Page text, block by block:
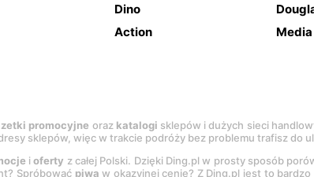
Dino
Action
promocyjne oraz katalogi sklepów i dużych sieci
sklepów, więc w trakcie podróży bez problemu trafisz do
ioferty z całej Polski. Dzięki Ding.pl w prosty sposób
Spróbować piwa w okazyjnej cenie? Z Ding.pl jest to